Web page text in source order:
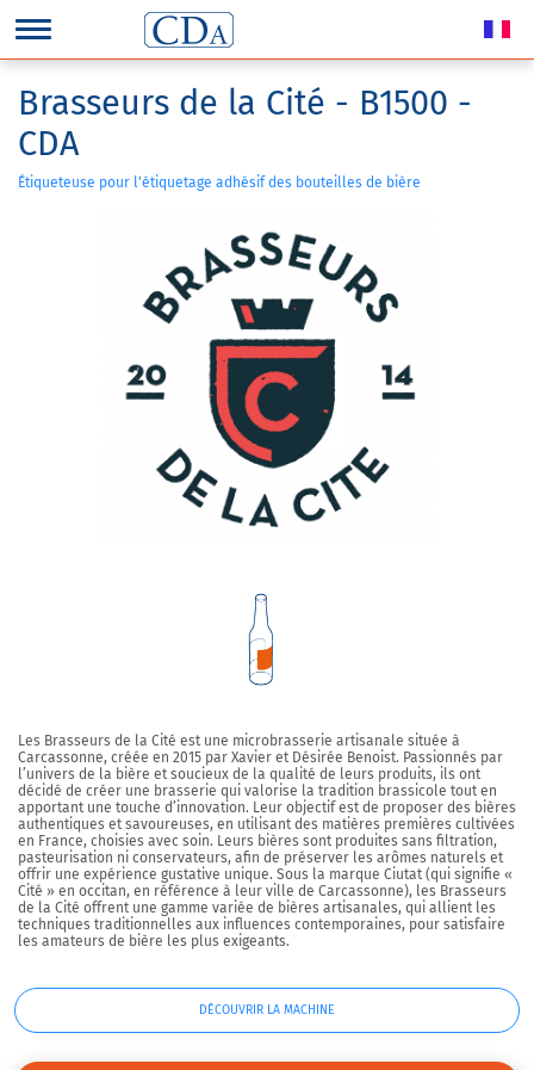
Brasseurs de la Cité - B1500 -
CDA
Étiqueteuse pour l'étiquetage adhésif des bouteilles de bière
Les Brasseurs de la Cité est une microbrasserie artisanale située à
Carcassonne, créée en 2015 par Xavier et Désirée Benoist. Passionnés par
l’univers de la bière et soucieux de la qualité de leurs produits, ils ont
décidé de créer une brasserie qui valorise la tradition brassicole tout en
apportant une touche d’innovation. Leur objectif est de proposer des bières
authentiques et savoureuses, en utilisant des matières premières cultivées
en France, choisies avec soin. Leurs bières sont produites sans filtration,
pasteurisation ni conservateurs, afin de préserver les arômes naturels et
offrir une expérience gustative unique. Sous la marque Ciutat (qui signifie «
Cité » en occitan, en référence à leur ville de Carcassonne), les Brasseurs
de la Cité offrent une gamme variée de bières artisanales, qui allient les
techniques traditionnelles aux influences contemporaines, pour satisfaire
les amateurs de bière les plus exigeants.
DÉCOUVRIR LA MACHINE